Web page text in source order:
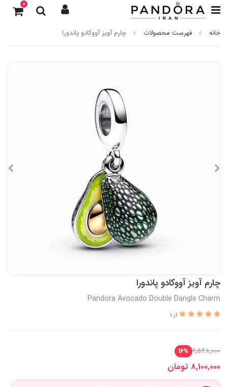
0
خانه فهرست محصولات چارم آویز آووکادو پاندورا
چارم آویز آووکادو پاندورا
Pandora Avocado Double Dangle Charm
از 1
9,548,000
16%
8,100,000 تومان